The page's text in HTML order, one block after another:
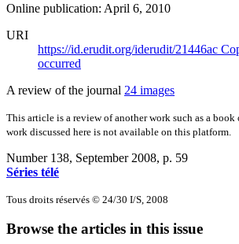
Online publication: April 6, 2010
URI
https://id.erudit.org/iderudit/21446ac
occurred
A review of the journal 24 images
This article is a review of another work such as a
work discussed here is not available on this platform.
Number 138, September 2008, p. 59
Séries télé
Tous droits réservés © 24/30 I/S, 2008
Browse the articles in this issue